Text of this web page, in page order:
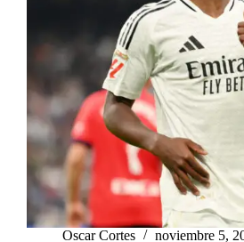
Oscar Cortes noviembre 5,